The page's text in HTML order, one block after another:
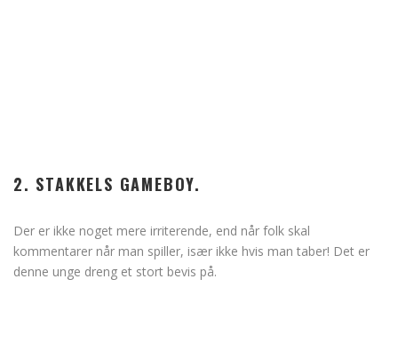
2. STAKKELS GAMEBOY.
Der er ikke noget mere irriterende, end når folk skal
kommentarer når man spiller, især ikke hvis man taber! Det er
denne unge dreng et stort bevis på.